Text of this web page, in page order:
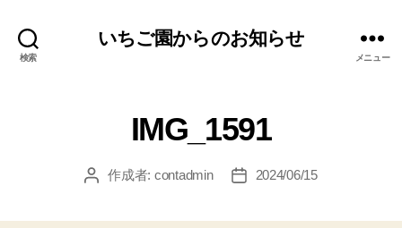
検索
いちご園からのお知らせ
メニュー
IMG_1591
投 作成者: contadmin
投
2024/06/15